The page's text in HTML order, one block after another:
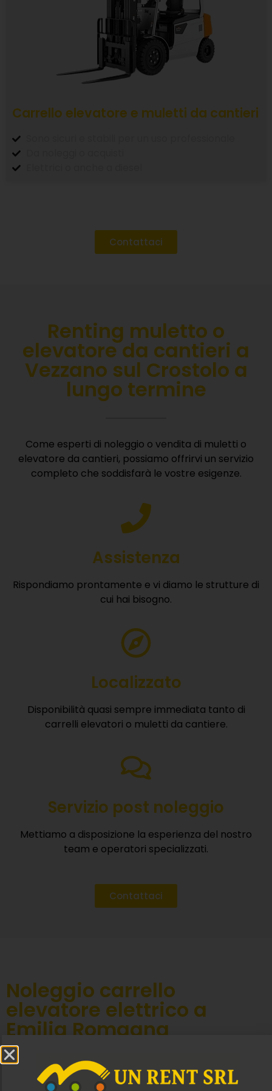
Carrello elevatore e muletti da cantieri
Contattaci
Renting muletto o
elevatore da cantieri a
Vezzano sul Crostolo a
lungo termine
Come esperti di noleggio o vendita di muletti o
elevatore da cantieri, possiamo offrirvi un servizio
completo che soddisfarà le vostre esigenze.
Assistenza
Rispondiamo prontamente e vi diamo le strutture di
cui hai bisogno.
Localizzato
Disponibilità quasi sempre immediata tanto di
carrelli elevatori o muletti da cantiere.
Servizio post noleggio
Mettiamo a disposizione la esperienza del nostro
team e operatori specializzati.
Contattaci
Noleggio carrello
elevatore elettrico a
Emilia Romagna
Con UNRent Srl, siamo specializzati nel servizio
professionale di noleggio di sollevatori elettrici per uso
edilizio, ideali in contesti cantieristici che richiedono